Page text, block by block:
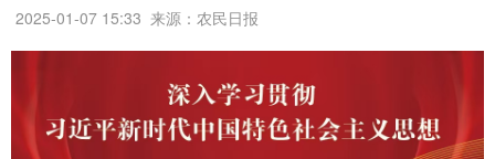
2025-01-07 15:33 来源：农民日报